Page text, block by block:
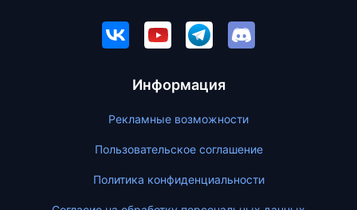
Информация
Рекламные возможности
Пользовательское соглашение
Политика конфиденциальности